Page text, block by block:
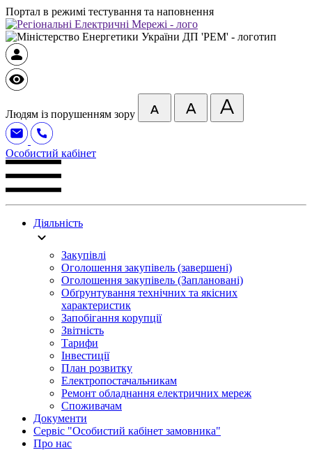
Портал в режимі тестування та наповнення
Людям із порушенням зору
Особистий кабінет
Діяльність
Закупівлі
Оголошення закупівель (завершені)
Оголошення закупівель (Заплановані)
Обґрунтування технічних та якісних
характеристик
Запобігання корупції
Звітність
Тарифи
Інвестиції
План розвитку
Електропостачальникам
Ремонт обладнання електричних мереж
Споживачам
Документи
Сервіс "Особистий кабінет замовника"
Про нас